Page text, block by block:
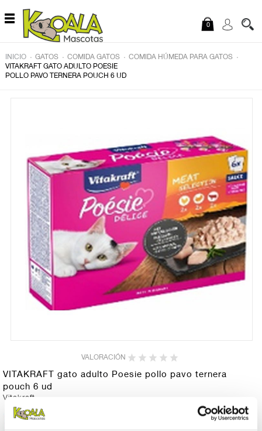
Saltar al contenido
0
INICIO . GATOS . COMIDA GATOS . COMIDA HÚMEDA PARA GATOS .
VITAKRAFT GATO ADULTO POESIE
POLLO PAVO TERNERA POUCH 6 UD
VALORACIÓN
VITAKRAFT gato adulto Poesie pollo pavo ternera
pouch 6 ud
Vitakraft
VITAKRAFT gato adulto
6,75 €